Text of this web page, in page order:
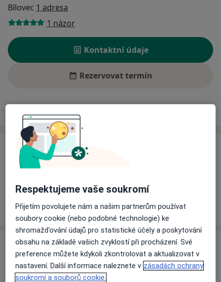
Bílovec 1 adresa
1 názor
Kontaktní údaje
Rezervovat termín
Ceník
Informace o službách a cenách nejsou k dispozici
svých službách.
Adresa
Bílovecká nemocnice, a.s.
17. listopadu 538, Bílovec
Respektujeme vaše soukromí
Přijetím povolujete nám a našim partnerům používat
soubory cookie (nebo podobné technologie) ke
shromažďování údajů pro statistické účely a poskytování
obsahu na základě vašich zvyklostí při procházení. Své
preference můžete kdykoli zkontrolovat a aktualizovat v
nastavení. Další informace naleznete v zásadách ochrany
soukromí a souborů cookie.